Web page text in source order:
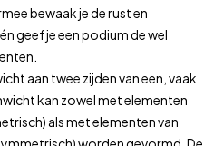
bewaak je de rust en
geef je een podium de wel
aan twee zijden van een, vaak
kan zowel met elementen
als met elementen van